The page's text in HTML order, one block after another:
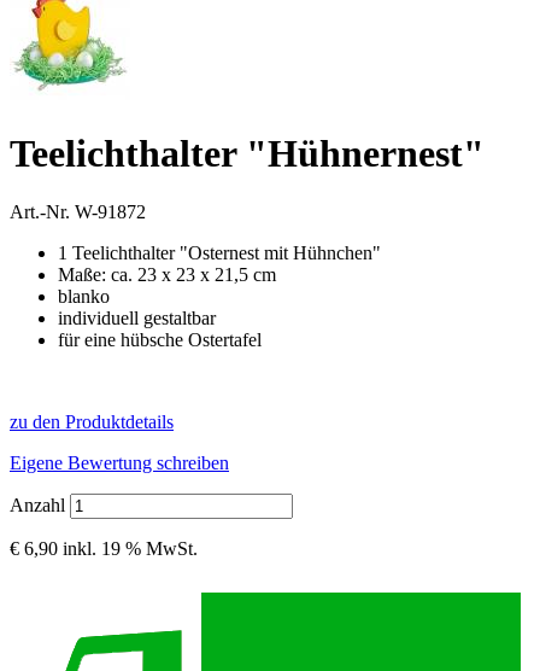
Teelichthalter "Hühnernest"
Art.-Nr. W-91872
1 Teelichthalter "Osternest mit Hühnchen"
Maße: ca. 23 x 23 x 21,5 cm
blanko
individuell gestaltbar
für eine hübsche Ostertafel
zu den Produktdetails
Eigene Bewertung schreiben
Anzahl
€ 6,90 inkl. 19 % MwSt.